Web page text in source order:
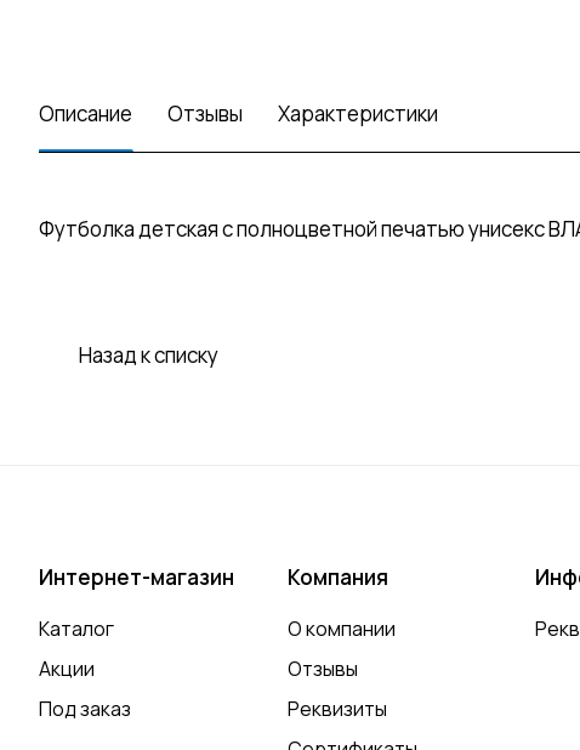
Описание Отзывы Характеристики
Футболка детская с полноцветной печатью
Назад к списку
Интернет-магазин
Каталог
Акции
Под заказ
Компания
О компании
Отзывы
Реквизиты